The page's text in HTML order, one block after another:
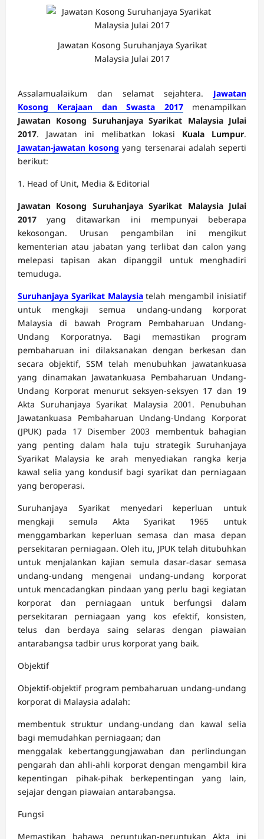
Jawatan Kosong Suruhanjaya Syarikat
Malaysia Julai 2017
Assalamualaikum dan selamat sejahtera. Jawatan
Kosong Kerajaan dan Swasta 2017menampilkan
Jawatan Kosong Suruhanjaya Syarikat Malaysia Julai
2017. Jawatan ini melibatkan lokasi Kuala Lumpur.
Jawatan-jawatan kosong yang tersenarai adalah seperti
berikut:
1. Head of Unit, Media & Editorial
Jawatan Kosong Suruhanjaya Syarikat Malaysia Julai
2017 yang ditawarkan ini mempunyai beberapa
kekosongan. Urusan pengambilan ini mengikut
kementerian atau jabatan yang terlibat dan calon yang
melepasi tapisan akan dipanggil untuk menghadiri
temuduga.
Suruhanjaya Syarikat Malaysiatelah mengambil inisiatif
untuk mengkaji semua undang-undang korporat
Malaysia di bawah Program Pembaharuan Undang-
Undang Korporatnya. Bagi memastikan program
pembaharuan ini dilaksanakan dengan berkesan dan
secara objektif, SSM telah menubuhkan jawatankuasa
yang dinamakan Jawatankuasa Pembaharuan Undang-
Undang Korporat menurut seksyen-seksyen 17 dan 19
Akta Suruhanjaya Syarikat Malaysia 2001. Penubuhan
Jawatankuasa Pembaharuan Undang-Undang Korporat
(JPUK) pada 17 Disember 2003 membentuk bahagian
yang penting dalam hala tuju strategik Suruhanjaya
Syarikat Malaysia ke arah menyediakan rangka kerja
kawal selia yang kondusif bagi syarikat dan perniagaan
yang beroperasi.
Suruhanjaya Syarikat menyedari keperluan untuk
mengkaji semula Akta Syarikat 1965 untuk
menggambarkan keperluan semasa dan masa depan
persekitaran perniagaan. Oleh itu, JPUK telah ditubuhkan
untuk menjalankan kajian semula dasar-dasar semasa
undang-undang mengenai undang-undang korporat
untuk mencadangkan pindaan yang perlu bagi kegiatan
korporat dan perniagaan untuk berfungsi dalam
persekitaran perniagaan yang kos efektif, konsisten,
telus dan berdaya saing selaras dengan piawaian
antarabangsa tadbir urus korporat yang baik.
Objektif
Objektif-objektif program pembaharuan undang-undang
korporat di Malaysia adalah:
membentuk struktur undang-undang dan kawal selia
bagi memudahkan perniagaan; dan
menggalak kebertanggungjawaban dan perlindungan
pengarah dan ahli-ahli korporat dengan mengambil kira
kepentingan pihak-pihak berkepentingan yang lain,
sejajar dengan piawaian antarabangsa.
Fungsi
Memastikan bahawa peruntukan-peruntukan Akta ini